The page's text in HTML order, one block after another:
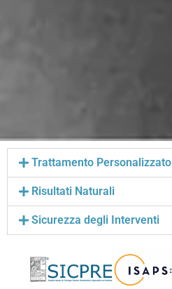
Trattamento Personalizzato
Risultati Naturali
Sicurezza degli Interventi